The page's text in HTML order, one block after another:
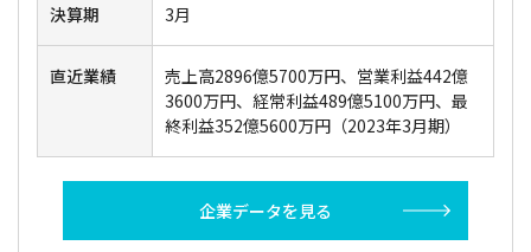
決算期 3月
直近業績
売上高2896億5700万円、営業利益442億
3600万円、経常利益489億5100万円、最
終利益352億5600万円（2023年3月期）
企業データを見る